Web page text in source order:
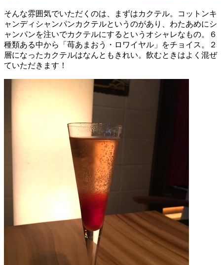
そんな雰囲気でいただくのは、まずはカクテル。コットンキ
ャンディシャンパンカクテルというのがあり、わたあめにシ
ャンパンを注いでカクテルにするというオシャレなもの。６
種類ある中から「苺あまおう・ロワイヤル」をチョイス。２
層になったカクテルはなんともきれい。飲むときはよく混ぜ
ていただきます！